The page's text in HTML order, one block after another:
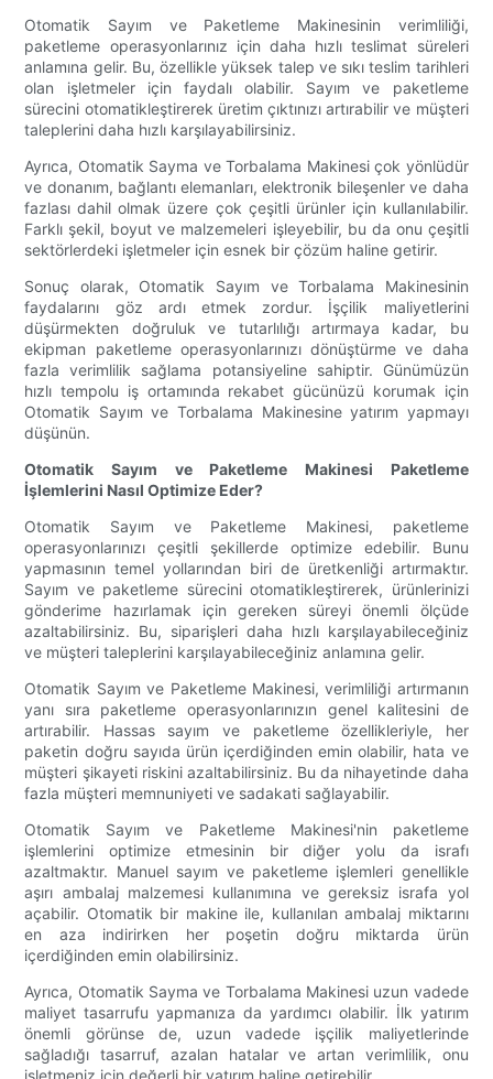
Otomatik Sayım ve Paketleme Makinesinin verimliliği,
paketleme operasyonlarınız için daha hızlı teslimat süreleri
anlamına gelir. Bu, özellikle yüksek talep ve sıkı teslim tarihleri
​​olan işletmeler için faydalı olabilir. Sayım ve paketleme
sürecini otomatikleştirerek üretim çıktınızı artırabilir ve müşteri
taleplerini daha hızlı karşılayabilirsiniz.
Ayrıca, Otomatik Sayma ve Torbalama Makinesi çok yönlüdür
ve donanım, bağlantı elemanları, elektronik bileşenler ve daha
fazlası dahil olmak üzere çok çeşitli ürünler için kullanılabilir.
Farklı şekil, boyut ve malzemeleri işleyebilir, bu da onu çeşitli
sektörlerdeki işletmeler için esnek bir çözüm haline getirir.
Sonuç olarak, Otomatik Sayım ve Torbalama Makinesinin
faydalarını göz ardı etmek zordur. İşçilik maliyetlerini
düşürmekten doğruluk ve tutarlılığı artırmaya kadar, bu
ekipman paketleme operasyonlarınızı dönüştürme ve daha
fazla verimlilik sağlama potansiyeline sahiptir. Günümüzün
hızlı tempolu iş ortamında rekabet gücünüzü korumak için
Otomatik Sayım ve Torbalama Makinesine yatırım yapmayı
düşünün.
Otomatik Sayım ve Paketleme Makinesi Paketleme
İşlemlerini Nasıl Optimize Eder?
Otomatik Sayım ve Paketleme Makinesi, paketleme
operasyonlarınızı çeşitli şekillerde optimize edebilir. Bunu
yapmasının temel yollarından biri de üretkenliği artırmaktır.
Sayım ve paketleme sürecini otomatikleştirerek, ürünlerinizi
gönderime hazırlamak için gereken süreyi önemli ölçüde
azaltabilirsiniz. Bu, siparişleri daha hızlı karşılayabileceğiniz
ve müşteri taleplerini karşılayabileceğiniz anlamına gelir.
Otomatik Sayım ve Paketleme Makinesi, verimliliği artırmanın
yanı sıra paketleme operasyonlarınızın genel kalitesini de
artırabilir. Hassas sayım ve paketleme özellikleriyle, her
paketin doğru sayıda ürün içerdiğinden emin olabilir, hata ve
müşteri şikayeti riskini azaltabilirsiniz. Bu da nihayetinde daha
fazla müşteri memnuniyeti ve sadakati sağlayabilir.
Otomatik Sayım ve Paketleme Makinesi'nin paketleme
işlemlerini optimize etmesinin bir diğer yolu da israfı
azaltmaktır. Manuel sayım ve paketleme işlemleri genellikle
aşırı ambalaj malzemesi kullanımına ve gereksiz israfa yol
açabilir. Otomatik bir makine ile, kullanılan ambalaj miktarını
en aza indirirken her poşetin doğru miktarda ürün
içerdiğinden emin olabilirsiniz.
Ayrıca, Otomatik Sayma ve Torbalama Makinesi uzun vadede
maliyet tasarrufu yapmanıza da yardımcı olabilir. İlk yatırım
önemli görünse de, uzun vadede işçilik maliyetlerinde
sağladığı tasarruf, azalan hatalar ve artan verimlilik, onu